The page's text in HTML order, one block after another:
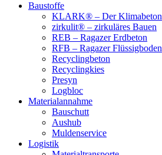
Baustoffe
KLARK® – Der Klimabeton
zirkulit® – zirkuläres Bauen
REB – Ragazer Erdbeton
RFB – Ragazer Flüssigboden
Recyclingbeton
Recyclingkies
Presyn
Logbloc
Materialannahme
Bauschutt
Aushub
Muldenservice
Logistik